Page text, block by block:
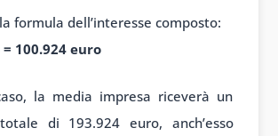
formula dell’interesse composto:
100.924 euro
la media impresa riceverà un
di 193.924 euro, anch’esso